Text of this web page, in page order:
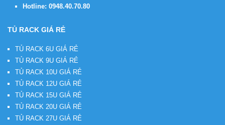
Hotline: 0948.40.70.80
TỦ RACK GIÁ RẺ
TỦ RACK 6U GIÁ RẺ
TỦ RACK 9U GIÁ RẺ
TỦ RACK 10U GIÁ RẺ
TỦ RACK 12U GIÁ RẺ
TỦ RACK 15U GIÁ RẺ
TỦ RACK 20U GIÁ RẺ
TỦ RACK 27U GIÁ RẺ